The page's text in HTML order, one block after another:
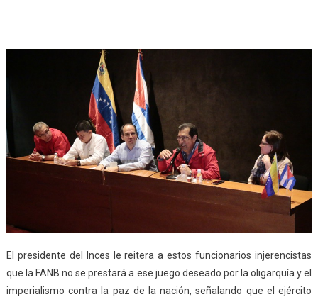
El presidente del Inces le reitera a estos funcionarios injerencistas
que la FANB no se prestará a ese juego deseado por la oligarquía y el
imperialismo contra la paz de la nación, señalando que el ejército